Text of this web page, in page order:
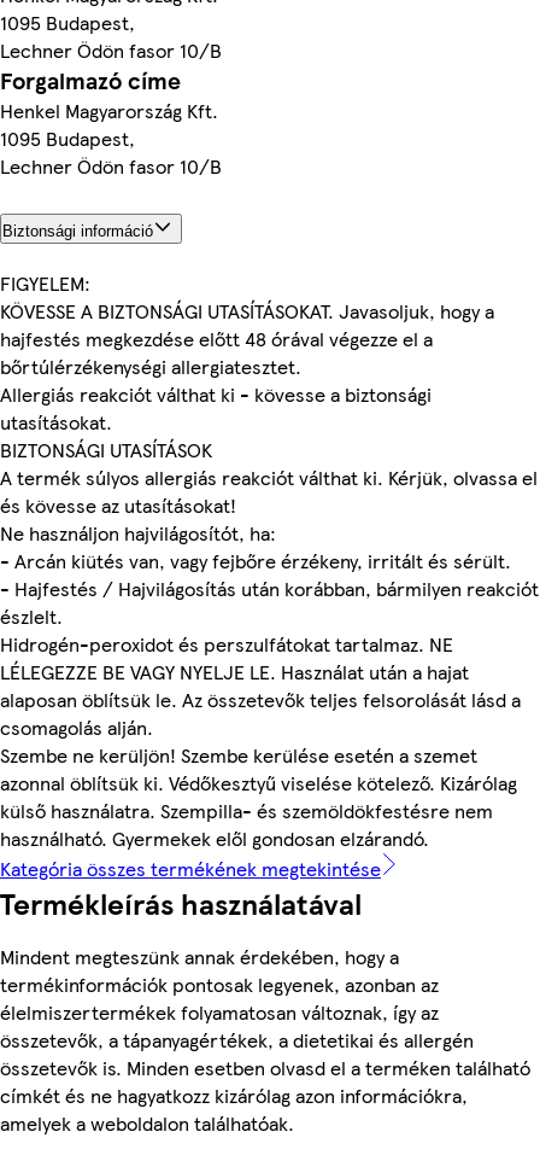
1095 Budapest,
Lechner Ödön fasor 10/B
Forgalmazó címe
Henkel Magyarország Kft.
1095 Budapest,
Lechner Ödön fasor 10/B
Biztonsági információ
FIGYELEM:
KÖVESSE A BIZTONSÁGI UTASÍTÁSOKAT. Javasoljuk, hogy a
hajfestés megkezdése előtt 48 órával végezze el a
bőrtúlérzékenységi allergiatesztet.
Allergiás reakciót válthat ki - kövesse a biztonsági
utasításokat.
BIZTONSÁGI UTASÍTÁSOK
A termék súlyos allergiás reakciót válthat ki. Kérjük, olvassa el
és kövesse az utasításokat!
Ne használjon hajvilágosítót, ha:
- Arcán kiütés van, vagy fejbőre érzékeny, irritált és sérült.
- Hajfestés / Hajvilágosítás után korábban, bármilyen reakciót
észlelt.
Hidrogén-peroxidot és perszulfátokat tartalmaz. NE
LÉLEGEZZE BE VAGY NYELJE LE. Használat után a hajat
alaposan öblítsük le. Az összetevők teljes felsorolását lásd a
csomagolás alján.
Szembe ne kerüljön! Szembe kerülése esetén a szemet
azonnal öblítsük ki. Védőkesztyű viselése kötelező. Kizárólag
külső használatra. Szempilla- és szemöldökfestésre nem
használható. Gyermekek elől gondosan elzárandó.
Kategória összes termékének megtekintése
Termékleírás használatával
Mindent megteszünk annak érdekében, hogy a
termékinformációk pontosak legyenek, azonban az
élelmiszertermékek folyamatosan változnak, így az
összetevők, a tápanyagértékek, a dietetikai és allergén
összetevők is. Minden esetben olvasd el a terméken található
címkét és ne hagyatkozz kizárólag azon információkra,
amelyek a weboldalon találhatóak.